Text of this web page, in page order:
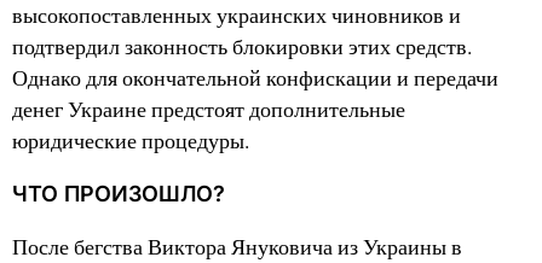
высокопоставленных украинских чиновников и
подтвердил законность блокировки этих средств.
Однако для окончательной конфискации и передачи
денег Украине предстоят дополнительные
юридические процедуры.
ЧТО ПРОИЗОШЛО?
После бегства Виктора Януковича из Украины в